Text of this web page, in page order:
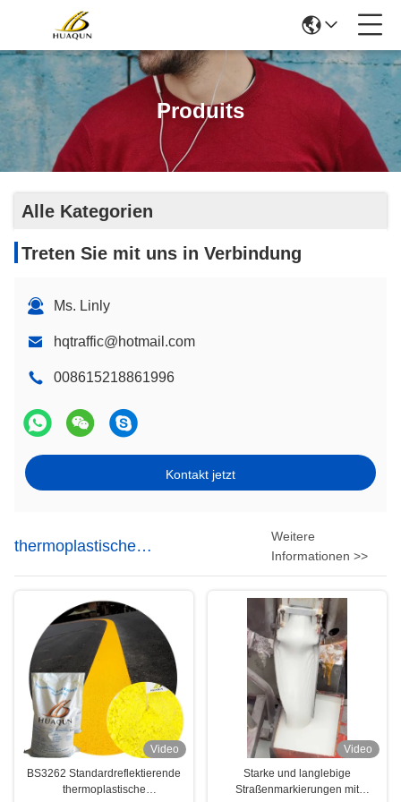
Produits
Alle Kategorien
Treten Sie mit uns in Verbindung
Ms. Linly
hqtraffic@hotmail.com
008615218861996
Kontakt jetzt
thermoplastische
Fahrbahnmarkierungsfarbe
Weitere
Informationen >>
Video
BS3262 Standardreflektierende
thermoplastische
Video
Starke und langlebige
Straßenmarkierungen mit